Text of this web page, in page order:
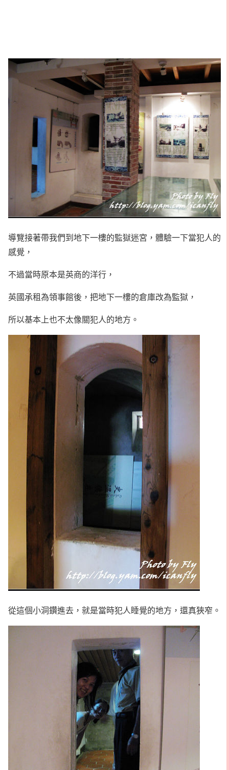
導覽接著帶我們到地下一樓的監獄迷宮，體驗一下當犯人的
感覺，
不過當時原本是英商的洋行，
英國承租為領事館後，把地下一樓的倉庫改為監獄，
所以基本上也不太像關犯人的地方。
從這個小洞鑽進去，就是當時犯人睡覺的地方，還真狹窄。